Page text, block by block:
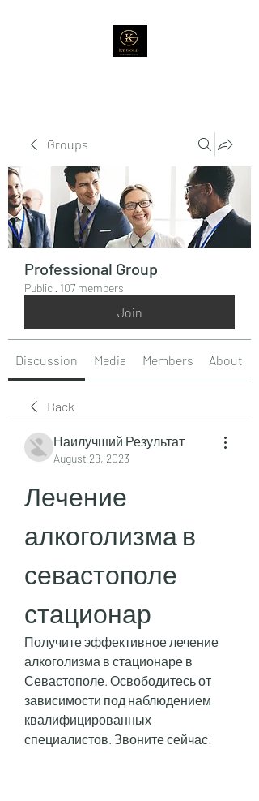
Groups
Professional Group
Public · 107 members
Join
Discussion Media Members About
Back
Наилучший Результат
August 29, 2023
Лечение
алкоголизма в
севастополе
стационар
Получите эффективное лечение
алкоголизма в стационаре в
Севастополе. Освободитесь от
зависимости под наблюдением
квалифицированных
специалистов. Звоните сейчас!